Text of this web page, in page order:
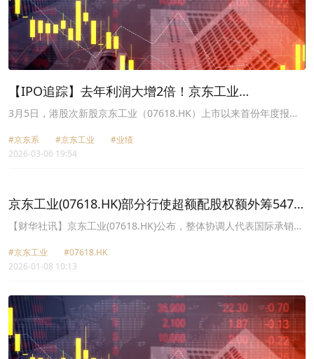
【IPO追踪】去年利润大增2倍！京东工业
（07618.HK）值得高看？
3月5日，港股次新股京东工业（07618.HK）上市以来首份年度报告
#京东系 #京东工业
#业绩
2026-03-06 19:54
京东工业(07618.HK)部分行使超额配股权额外筹5470
万港元 稳定价格行动及稳定价格期间结束
【财华社讯】京东工业(07618.HK)公布，整体协调人代表国际承销商
相当于于任何超额配股权获行使前全球发售项下初步可供认购发售股
份总数约1.87%，以补足国际发售的超额分配。公司将根据超额配股
配发超额配发股份。公司将就部分行使超额配股收取额外所得款项净
额约5470万港元。联交所已批准超额配发股份上市及买卖。预期超额
配发股份将于2026年1月12日上午九时正在联交所主板开始上市及买
卖。此外，根据香港法例第571W章证券及期货(稳定价格)规则第9(2)
条，公司宣布，全球发售的稳定价格期间已于2026年1月7日结束。
#京东工业
#07618.HK
2026-01-08 10:13